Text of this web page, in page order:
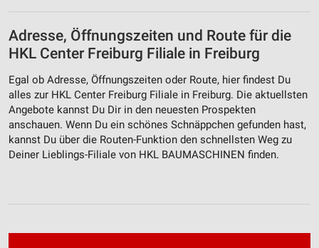
Adresse, Öffnungszeiten und Route für die
HKL Center Freiburg Filiale in Freiburg
Egal ob Adresse, Öffnungszeiten oder Route, hier findest Du
alles zur HKL Center Freiburg Filiale in Freiburg. Die aktuellsten
Angebote kannst Du Dir in den neuesten Prospekten
anschauen. Wenn Du ein schönes Schnäppchen gefunden hast,
kannst Du über die Routen-Funktion den schnellsten Weg zu
Deiner Lieblings-Filiale von HKL BAUMASCHINEN finden.